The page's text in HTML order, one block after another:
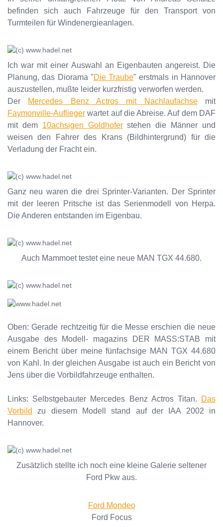
befinden sich auch Fahrzeuge für den Transport von
Turmteilen für Windenergieanlagen.
Ich war mit einer Auswahl an Eigenbauten angereist. Die
Planung, das Diorama "Die Traube" erstmals in Hannover
auszustellen, mußte leider kurzfristig verworfen werden.
Der Mercedes Benz Actros mit Nachlaufachsemit
Faymonville-Auflieger wartet auf die Abreise. Auf dem DAF
mit dem 10achsigen Goldhoferstehen die Männer und
weisen den Fahrer des Krans (Bildhintergrund) für die
Verladung der Fracht ein.
Ganz neu waren die drei Sprinter-Varianten. Der Sprinter
mit der leeren Pritsche ist das Serienmodell von Herpa.
Die Anderen entstanden im Eigenbau.
Auch Mammoet testet eine neue MAN TGX 44.680.
Oben: Gerade rechtzeitig für die Messe erschien die neue
Ausgabe des Modell- magazins DER MASS:STAB mit
einem Bericht über meine fünfachsige MAN TGX 44.680
von Kahl. In der gleichen Ausgabe ist auch ein Bericht von
Jens über die Vorbildfahrzeuge enthalten.
Links: Selbstgebauter Mercedes Benz Actros Titan.
Das
Vorbild
zu diesem Modell stand auf der IAA 2002 in
Hannover.
Zusätzlich stellte ich noch eine kleine Galerie seltener
Ford Pkw aus.
Ford Mondeo
Ford Focus